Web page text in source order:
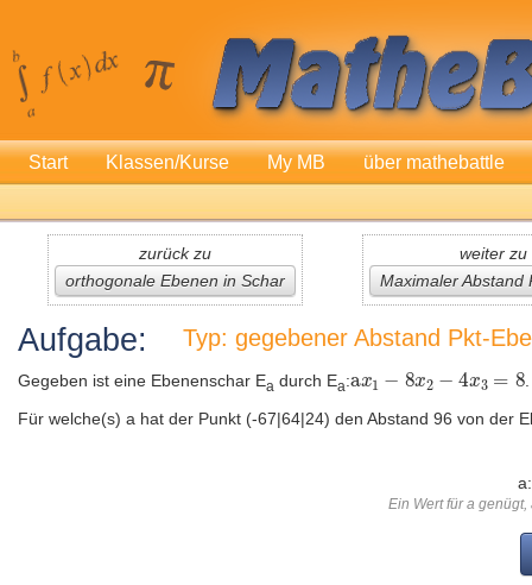
Start Klassen/Kurse My MB über mathebattle
zurück zu
orthogonale Ebenen in Schar
weiter zu
Maximaler Abstand
Aufgabe: Typ: gegebener Abstand Pkt-
Gegeben ist eine Ebenenschar Ea durch Ea: .
Für welche(s) a hat der Punkt (-67|64|24) den Abstand 96 von der
a:
Ein Wert für a